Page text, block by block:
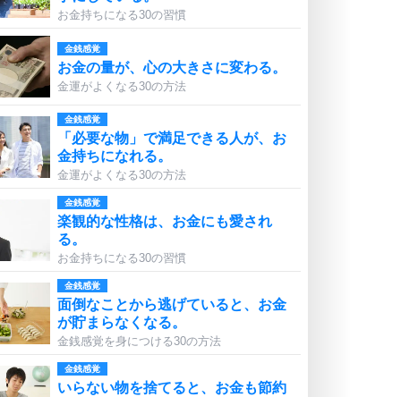
お金持ちになる30の習慣
金銭感覚
お金の量が、心の大きさに変わる。
金運がよくなる30の方法
金銭感覚
「必要な物」で満足できる人が、お
金持ちになれる。
金運がよくなる30の方法
金銭感覚
楽観的な性格は、お金にも愛され
る。
お金持ちになる30の習慣
金銭感覚
面倒なことから逃げていると、お金
が貯まらなくなる。
金銭感覚を身につける30の方法
金銭感覚
いらない物を捨てると、お金も節約